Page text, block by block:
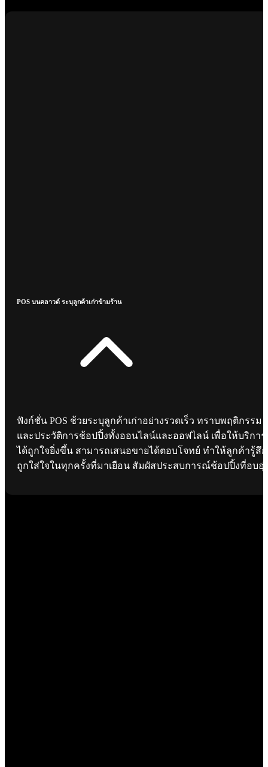
POS บนคลาวด์ ระบุลูกค้าเก่าข้ามร้าน
ฟังก์ชั่น POS ช้วยระบุลูกค้าเก่าอย่างรวดเร็ว ทราบพฤติกรรม
และประวัติการช้อปปิ้งทั้งออนไลน์และออฟไลน์ เพื่อให้บริการ
ได้ถูกใจยิ่งขึ้น สามารถเสนอขายได้ตอบโจทย์ ทำให้ลูกค้ารู้สึก
ถูกใส่ใจในทุกครั้งที่มาเยือน สัมผัสประสบการณ์ช้อปปิ้งที่อบอุ่